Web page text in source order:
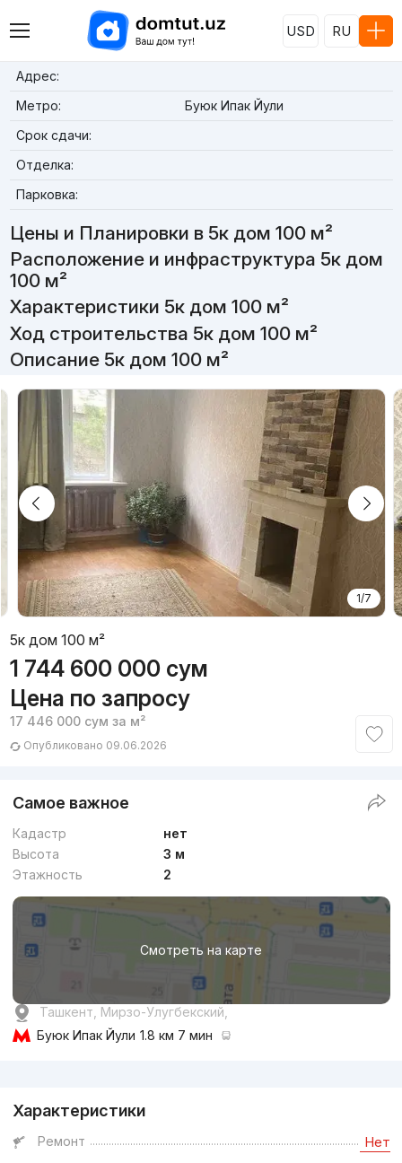
USD RU
Адрес:
Метро:
Буюк Ипак Йули
Срок сдачи:
Отделка:
Парковка:
Цены и Планировки в 5к дом 100 м²
Расположение и инфраструктура 5к дом
100 м²
Характеристики 5к дом 100 м²
Ход строительства 5к дом 100 м²
Описание 5к дом 100 м²
1/7
5к дом 100 м²
1 744 600 000 сум
Цена по запросу
17 446 000 сум за м²
Опубликовано 09.06.2026
Самое важное
Кадастр
нет
Высота
3 м
Этажность
2
Смотреть на карте
Ташкент, Мирзо-Улугбекский,
Буюк Ипак Йули 1.8 км 7 мин
Характеристики
Ремонт Нет